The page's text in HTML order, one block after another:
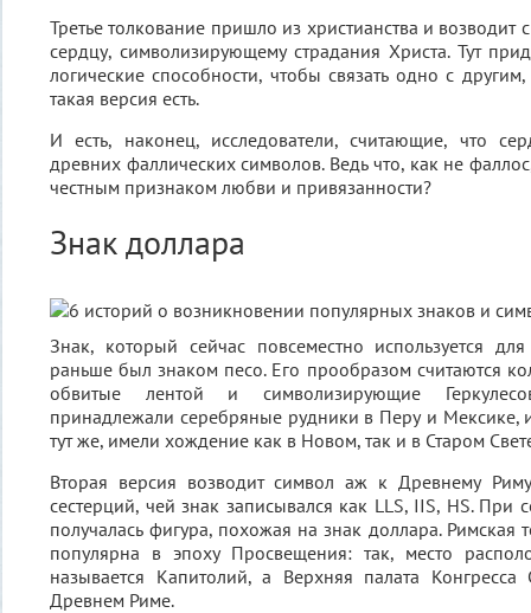
Третье толкование пришло из христианства и возводит
сердцу, символизирующему страдания Христа. Тут
логические способности, чтобы связать одно с
такая версия есть.
И есть, наконец, исследователи, считающие, что
древних фаллических символов. Ведь что, как не
честным признаком любви и привязанности?
Знак доллара
Знак, который сейчас повсеместно используется
раньше был знаком песо. Его прообразом считаются
обвитые лентой и символизирующие
принадлежали серебряные рудники в Перу и Мексике,
тут же, имели хождение как в Новом, так и в Старом
Вторая версия возводит символ аж к Древнему
сестерций, чей знак записывался как LLS, IIS, HS.
получалась фигура, похожая на знак доллара.
популярна в эпоху Просвещения: так, место
называется Капитолий, а Верхняя палата
Древнем Риме.